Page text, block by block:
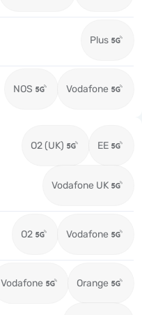
Plus
NOS Vodafone
O2 (UK) EE
Vodafone UK
O2 Vodafone
Vodafone Orange